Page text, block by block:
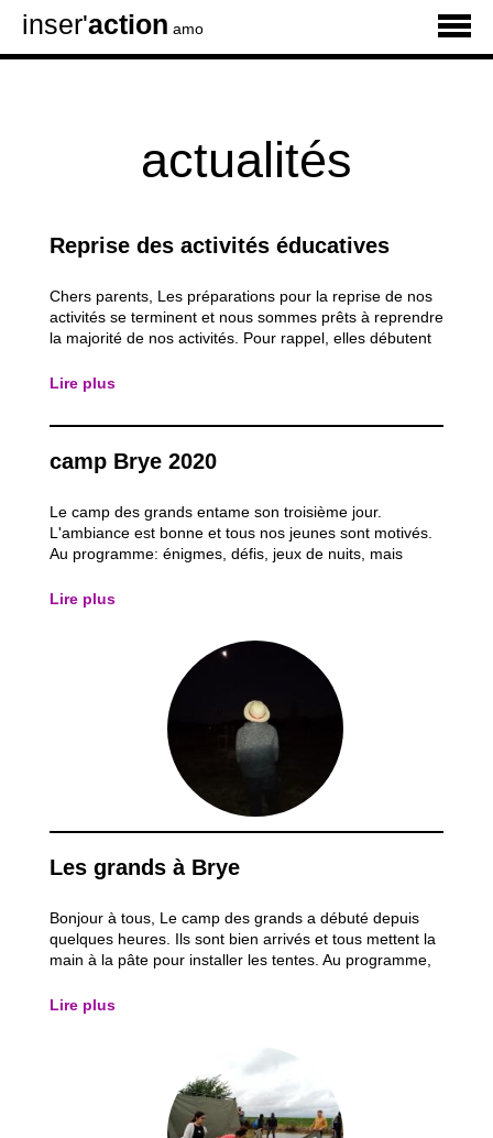
inser'action amo
actualités
Reprise des activités éducatives
Chers parents, Les préparations pour la reprise de nos
activités se terminent et nous sommes prêts à reprendre
la majorité de nos activités. Pour rappel, elles débutent
samedi pour le groupe des Castors samedi et celui des
Lire plus
camp Brye 2020
Le camp des grands entame son troisième jour.
L'ambiance est bonne et tous nos jeunes sont motivés.
Au programme: énigmes, défis, jeux de nuits, mais
Lire plus
Les grands à Brye
Bonjour à tous, Le camp des grands a débuté depuis
quelques heures. Ils sont bien arrivés et tous mettent la
main à la pâte pour installer les tentes. Au programme,
énigmes, des constructions, des enquêtes,... Nous
Lire plus